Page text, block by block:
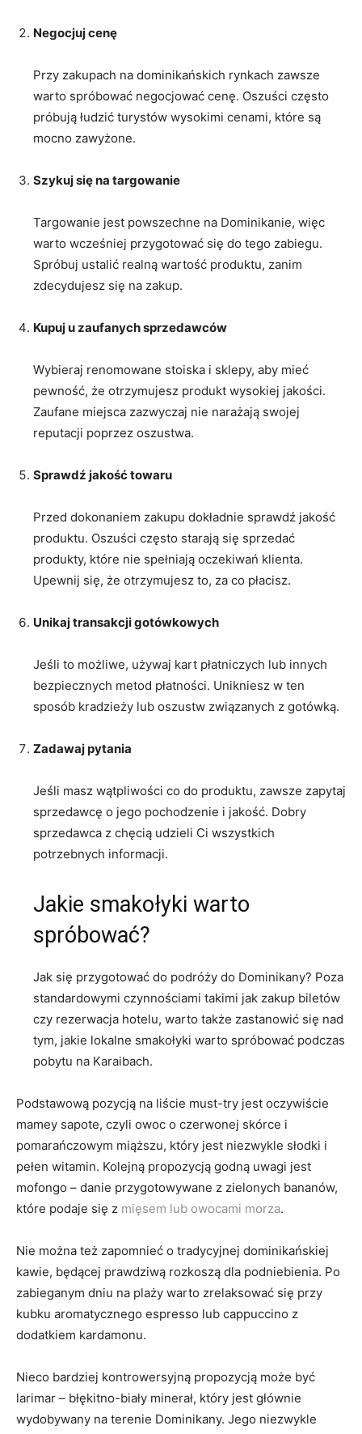
Negocjuj cenę
Przy zakupach na dominikańskich rynkach zawsze
warto spróbować⁣ negocjować cenę. Oszuści często⁢
próbują łudzić turystów wysokimi cenami, które są
mocno zawyżone.
Szykuj się na targowanie
Targowanie jest⁣ powszechne na​ Dominikanie, ⁣więc
warto wcześniej przygotować się do tego zabiegu.
Spróbuj ustalić realną ⁤wartość produktu, zanim⁢
zdecydujesz się na zakup.
Kupuj u zaufanych sprzedawców
Wybieraj renomowane stoiska i sklepy, aby mieć
pewność, że otrzymujesz produkt wysokiej jakości.
Zaufane miejsca ⁢zazwyczaj ‌nie ‌narażają⁢ swojej
⁤reputacji poprzez oszustwa.
Sprawdź jakość ⁢towaru
Przed dokonaniem zakupu dokładnie sprawdź jakość⁣
produktu. Oszuści ​często starają się sprzedać
produkty,⁣ które‍ nie spełniają oczekiwań​ klienta.
Upewnij się, że ‍otrzymujesz to, za co płacisz.
Unikaj transakcji gotówkowych
Jeśli to możliwe, używaj kart płatniczych lub innych
bezpiecznych metod płatności. Unikniesz w ten
sposób​ kradzieży lub oszustw związanych z gotówką.
Zadawaj pytania
Jeśli masz wątpliwości co ​do produktu, zawsze zapytaj
sprzedawcę o jego pochodzenie i jakość. Dobry
sprzedawca⁢ z chęcią udzieli Ci wszystkich
potrzebnych​ informacji.
Jakie smakołyki warto
spróbować?
Jak się przygotować do podróży do Dominikany?⁢ Poza
standardowymi czynnościami takimi jak⁢ zakup biletów
czy rezerwacja hotelu, warto także zastanowić się ​nad
tym, jakie lokalne smakołyki warto spróbować podczas
pobytu na Karaibach.
Podstawową⁤ pozycją na liście must-try jest oczywiście
mamey sapote, czyli⁤ owoc o czerwonej skórce i
pomarańczowym miąższu, który jest niezwykle słodki i
pełen witamin. ‍Kolejną propozycją godną⁣ uwagi jest
mofongo – danie ​przygotowywane z zielonych​ bananów,
które podaje się z mięsem lub owocami morza.
Nie można też zapomnieć o tradycyjnej dominikańskiej
kawie, będącej prawdziwą rozkoszą dla podniebienia. Po
zabieganym dniu na plaży warto ​zrelaksować się przy
‌kubku aromatycznego espresso lub cappuccino z
⁣dodatkiem​ kardamonu.
Nieco ​bardziej kontrowersyjną propozycją może być
larimar – błękitno-biały minerał, który jest głównie
wydobywany ‍na ⁣terenie Dominikany. Jego​ niezwykle